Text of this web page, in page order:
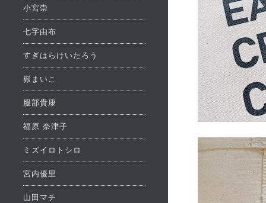
小宮崇
七字由布
すぎはらけいたろう
嶽まいこ
服部貴康
福原 奈津子
ミズイロトシロ
宮内優里
山田マチ